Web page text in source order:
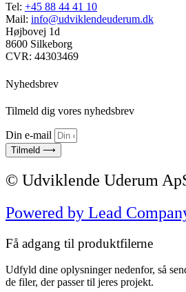
Tel: +45 88 44 41 10
Mail: info@udviklendeuderum.dk
Højbovej 1d
8600 Silkeborg
CVR: 44303469
Nyhedsbrev
Tilmeld dig vores nyhedsbrev
Din e-mail
Tilmeld ⟶
© Udviklende Uderum
Powered by Lead
Få adgang til produktfilerne
Udfyld dine oplysninger nedenfor, så
de filer, der passer til jeres projekt.